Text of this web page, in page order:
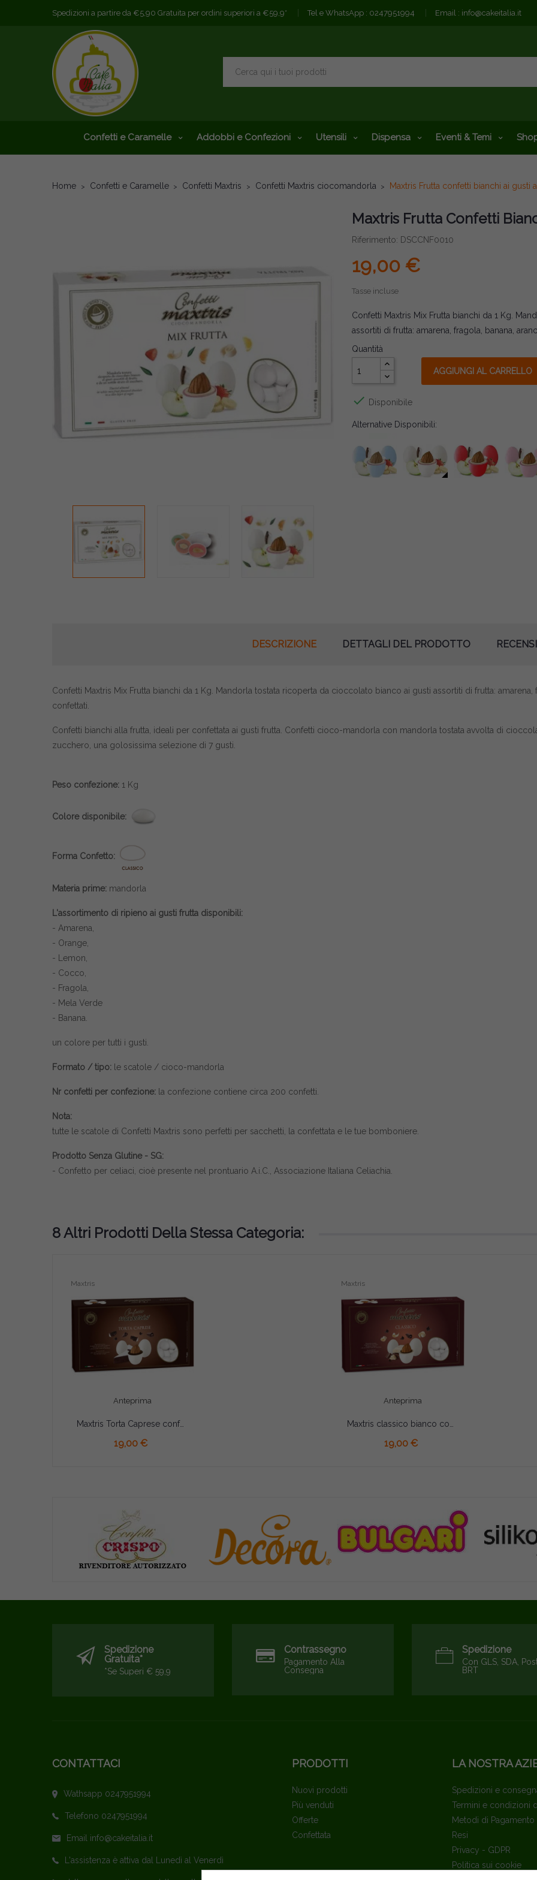
Spedizioni a partire da €5,90 Gratuita per ordini superiori a €59,9* Tel e WhatsApp : 0247951994 Email : info@cakeitalia.it
Confetti e Caramelle Addobbi e Confezioni Utensili Dispensa Eventi & Temi
Home Confetti e Caramelle Confetti Maxtris Confetti Maxtris ciocomandorla Maxtris Frutta confetti bianchi ai gusti
Maxtris Frutta Confetti
Riferimento: DSCCNF0010
19,00 €
Tasse incluse
Confetti Maxtris Mix Frutta bianchi da 1 Kg.
assortiti di frutta: amarena, fragola, banana,
Quantità
AGGIUNGI AL CARRELLO
 Disponibile
Alternative Disponibili:
DESCRIZIONE DETTAGLI DEL PRODOTTO
Confetti Maxtris Mix Frutta bianchi da 1 Kg. Mandorla tostata ricoperta da cioccolato bianco ai gusti assortiti di frutta:
confettati.
Confetti bianchi alla frutta, ideali per confettata ai gusti frutta. Confetti cioco-mandorla con mandorla tostata avvolta di
zucchero, una golosissima selezione di 7 gusti.
Peso confezione: 1 Kg
Colore disponibile:
Forma Confetto:
Materia prime: mandorla
L'assortimento di ripieno ai gusti frutta disponibili:
- Amarena,
- Orange,
- Lemon,
- Cocco,
- Fragola,
- Mela Verde
- Banana.
un colore per tutti i gusti.
Formato / tipo: le scatole / cioco-mandorla
Nr confetti per confezione: la confezione contiene circa 200 confetti.
Nota:
tutte le scatole di Confetti Maxtris sono perfetti per sacchetti, la confettata e le tue bomboniere.
Prodotto Senza Glutine - SG:
- Confetto per celiaci, cioè presente nel prontuario A.i.C., Associazione Italiana Celiachia.
8 Altri Prodotti Della Stessa Categoria:
Anteprima
Maxtris
Maxtris Torta Caprese confetti bianchi 1 Kg
19,00 €
AGGIUNGI AL CARRELLO
Anteprima
Maxtris
19,00 €
Spedizione
Gratuita*
*se Superi € 59,9
Contrassegno
Pagamento Alla
Consegna
Spedizione
Con GLS, SDA,
BRT
CONTATTACI
Wathsapp 0247951994
Telefono 0247951994
Email info@cakeitalia.it
L'assistenza è attiva dal Lunedì al Venerdì
PRODOTTI
Nuovi prodotti
Più venduti
Offerte
Confettata
LA NOSTRA
Spedizioni e
Termini e condizioni
Metodi di Pagamento
Resi
Privacy - GDPR
Politica sui cookie